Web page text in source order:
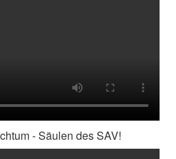
- Säulen des SAV!